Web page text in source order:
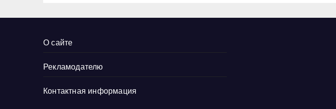
О сайте
Рекламодателю
Контактная информация